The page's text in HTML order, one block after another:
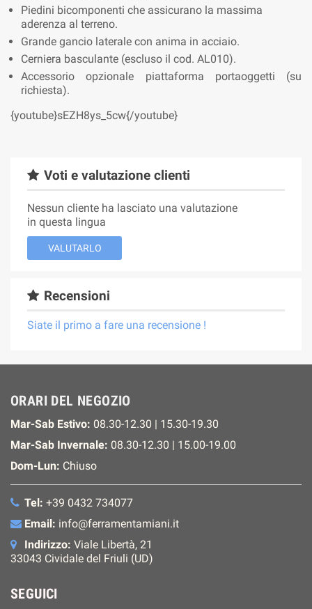
Piedini bicomponenti che assicurano la massima
aderenza al terreno.
Grande gancio laterale con anima in acciaio.
Cerniera basculante (escluso il cod. AL010).
Accessorio opzionale piattaforma portaoggetti (su
richiesta).
{youtube}sEZH8ys_5cw{/youtube}
Voti e valutazione clienti
Nessun cliente ha lasciato una valutazione
in questa lingua
VALUTARLO
Recensioni
Siate il primo a fare una recensione !
ORARI DEL NEGOZIO
Mar-Sab Estivo: 08.30-12.30 | 15.30-19.30
Mar-Sab Invernale: 08.30-12.30 | 15.00-19.00
Dom-Lun: Chiuso
Tel: +39 0432 734077
Email: info@ferramentamiani.it
Indirizzo: Viale Libertà, 21
33043 Cividale del Friuli (UD)
SEGUICI